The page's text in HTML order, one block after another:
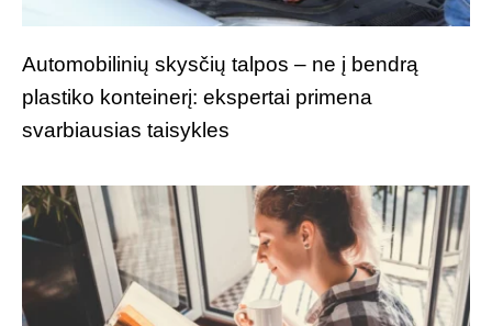
Automobilinių skysčių talpos – ne į bendrą
plastiko konteinerį: ekspertai primena
svarbiausias taisykles